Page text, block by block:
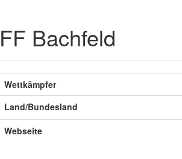
FF Bachfeld
Wettkämpfer
Land/Bundesland
Webseite